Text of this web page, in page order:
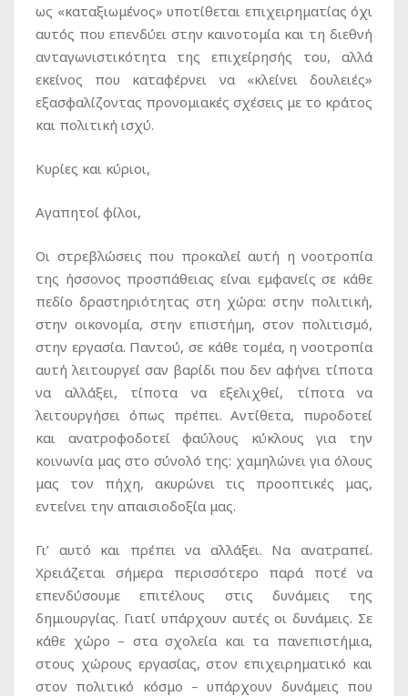
ως «καταξιωμένος» υποτίθεται επιχειρηματίας όχι
αυτός που επενδύει στην καινοτομία και τη διεθνή
ανταγωνιστικότητα της επιχείρησής του, αλλά
εκείνος που καταφέρνει να «κλείνει δουλειές»
εξασφαλίζοντας προνομιακές σχέσεις με το κράτος
και πολιτική ισχύ.
Κυρίες και κύριοι,
Αγαπητοί φίλοι,
Οι στρεβλώσεις που προκαλεί αυτή η νοοτροπία
της ήσσονος προσπάθειας είναι εμφανείς σε κάθε
πεδίο δραστηριότητας στη χώρα: στην πολιτική,
στην οικονομία, στην επιστήμη, στον πολιτισμό,
στην εργασία. Παντού, σε κάθε τομέα, η νοοτροπία
αυτή λειτουργεί σαν βαρίδι που δεν αφήνει τίποτα
να αλλάξει, τίποτα να εξελιχθεί, τίποτα να
λειτουργήσει όπως πρέπει. Αντίθετα, πυροδοτεί
και ανατροφοδοτεί φαύλους κύκλους για την
κοινωνία μας στο σύνολό της: χαμηλώνει για όλους
μας τον πήχη, ακυρώνει τις προοπτικές μας,
εντείνει την απαισιοδοξία μας.
Γι’ αυτό και πρέπει να αλλάξει. Να ανατραπεί.
Χρειάζεται σήμερα περισσότερο παρά ποτέ να
επενδύσουμε επιτέλους στις δυνάμεις της
δημιουργίας. Γιατί υπάρχουν αυτές οι δυνάμεις. Σε
κάθε χώρο – στα σχολεία και τα πανεπιστήμια,
στους χώρους εργασίας, στον επιχειρηματικό και
στον πολιτικό κόσμο – υπάρχουν δυνάμεις που